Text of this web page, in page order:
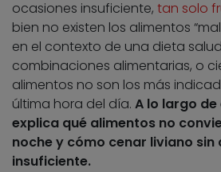
ocasiones insuficiente, tan solo
bien no existen los alimentos
en el contexto de una dieta
combinaciones alimentarias, o
alimentos no son los más
última hora del día. A lo largo
explica qué alimentos no
noche y cómo cenar liviano sin
insuficiente.